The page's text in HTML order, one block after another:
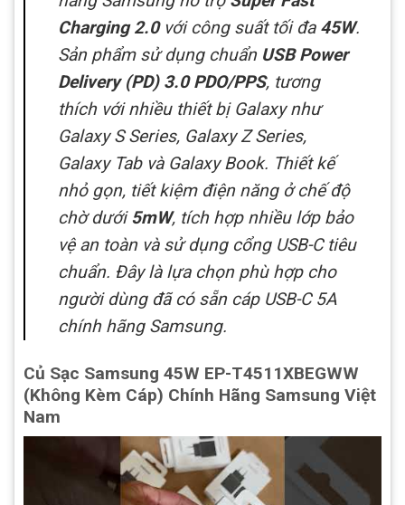
Charging 2.0với công suất tối đa 45W.
Sản phẩm sử dụng chuẩn USB Power
Delivery (PD) 3.0 PDO/PPS, tương
thích với nhiều thiết bị Galaxy như
Galaxy S Series, Galaxy Z Series,
Galaxy Tab và Galaxy Book. Thiết kế
nhỏ gọn, tiết kiệm điện năng ở chế độ
chờ dưới5mW, tích hợp nhiều lớp bảo
vệ an toàn và sử dụng cổng USB-C tiêu
chuẩn. Đây là lựa chọn phù hợp cho
người dùng đã có sẵn cáp USB-C 5A
chính hãng Samsung.
Củ Sạc Samsung 45W EP-T4511XBEGWW
(Không Kèm Cáp) Chính Hãng Samsung Việt
Nam